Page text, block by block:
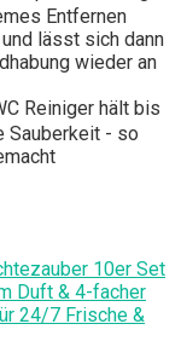
Entfernen
lässt sich dann
wieder an
Reiniger hält bis
Sauberkeit - so